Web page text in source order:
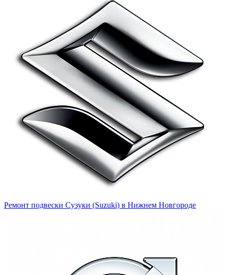
Ремонт подвески Сузуки (Suzuki) в Нижнем Новгороде